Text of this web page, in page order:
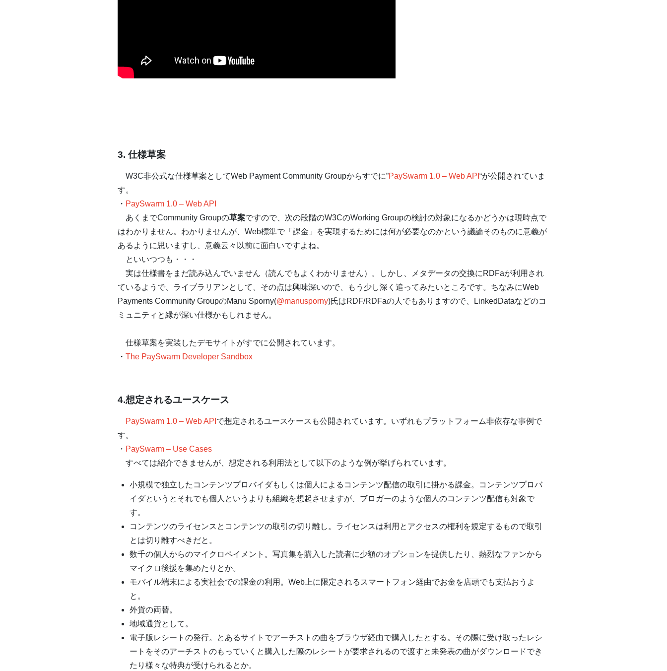
3. 仕様草案
W3C非公式な仕様草案としてWeb Payment Community Groupからすでに”PaySwarm 1.0 – Web API “が公開されていま
す。
・ PaySwarm 1.0 – Web API
あくまでCommunity Groupの草案ですので、次の段階のW3CのWorking Groupの検討の対象になるかどうかは現時点で
はわかりません。わかりませんが、Web標準で「課金」を実現するためには何が必要なのかという議論そのものに意義が
あるように思いますし、意義云々以前に面白いですよね。
といいつつも・・・
実は仕様書をまだ読み込んでいません（読んでもよくわかりません）。しかし、メタデータの交換にRDFaが利用され
ているようで、ライブラリアンとして、その点は興味深いので、もう少し深く追ってみたいところです。ちなみにWeb
Payments Community GroupのManu Sporny(@manusporny)氏はRDF/RDFaの人でもありますので、LinkedDataなどのコ
ミュニティと縁が深い仕様かもしれません。
仕様草案を実装したデモサイトがすでに公開されています。
・ The PaySwarm Developer Sandbox
4.想定されるユースケース
PaySwarm 1.0 – Web API で想定されるユースケースも公開されています。いずれもプラットフォーム非依存な事例で
す。
・ PaySwarm – Use Cases
すべては紹介できませんが、想定される利用法として以下のような例が挙げられています。
小規模で独立したコンテンツプロバイダもしくは個人によるコンテンツ配信の取引に掛かる課金。コンテンツプロバ
イダというとそれでも個人というよりも組織を想起させますが、ブロガーのような個人のコンテンツ配信も対象で
す。
コンテンツのライセンスとコンテンツの取引の切り離し。ライセンスは利用とアクセスの権利を規定するもので取引
とは切り離すべきだと。
数千の個人からのマイクロペイメント。写真集を購入した読者に少額のオプションを提供したり、熱烈なファンから
マイクロ後援を集めたりとか。
モバイル端末による実社会での課金の利用。Web上に限定されるスマートフォン経由でお金を店頭でも支払おうよ
と。
外貨の両替。
地域通貨として。
電子版レシートの発行。とあるサイトでアーチストの曲をブラウザ経由で購入したとする。その際に受け取ったレシ
ートをそのアーチストのもっていくと購入した際のレシートが要求されるので渡すと未発表の曲がダウンロードでき
たり様々な特典が受けられるとか。